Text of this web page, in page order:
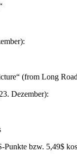
(from Long
Dezember):
bzw. 5,49$